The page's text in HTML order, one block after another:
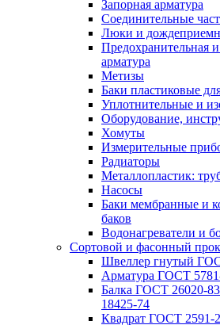
Запорная арматура
Соединительные
Люки и
Предохранительная
арматура
Метизы
Баки пластиковые
Уплотнительные и
Оборудование,
Хомуты
Измерительные
Радиаторы
Металлопластик:
Насосы
Баки мембранные и
баков
Водонагреватели и
Сортовой и фасонный
Швеллер гнутый
Арматура ГОСТ
Балка ГОСТ 26020-
18425-74
Квадрат ГОСТ 2591-